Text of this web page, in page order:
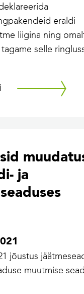
eraldi
liigina ning
selle
ja
jõustus
muutmise